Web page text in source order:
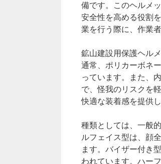
備です。このヘルメ
安全性を高める役割
業を行う際に、作業
鉱山建設用保護ヘル
通常、ポリカーボネ
っています。また、
で、怪我のリスクを
快適な装着感を提供し
種類としては、一般
ルフェイス型は、顔
ます。バイザー付き
われています。ハー